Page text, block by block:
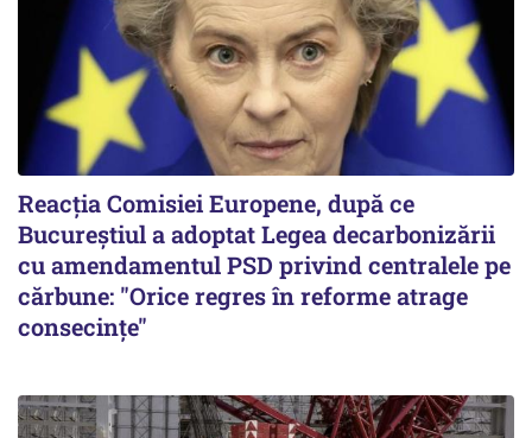
Reacția Comisiei Europene, după ce
Bucureștiul a adoptat Legea decarbonizării
cu amendamentul PSD privind centralele pe
cărbune: "Orice regres în reforme atrage
consecințe"